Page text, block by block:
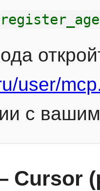
user/
с
Cursor